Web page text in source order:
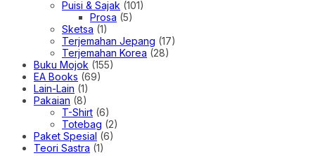
Puisi & Sajak (101)
Prosa (5)
Sketsa (1)
Terjemahan Jepang (17)
Terjemahan Korea (28)
Buku Mojok (155)
EA Books (69)
Lain-Lain (1)
Pakaian (8)
T-Shirt (6)
Totebag (2)
Paket Spesial (6)
Teori Sastra (1)